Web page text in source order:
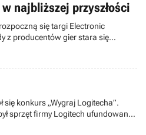
najbliższej przyszłości
się targi Electronic
z producentów gier stara się
dlatego jest to okazja do
które są jeszcze w produkcji.
się konkurs „Wygraj Logitecha”.
sprzęt firmy Logitech ufundowany
Veracomp.